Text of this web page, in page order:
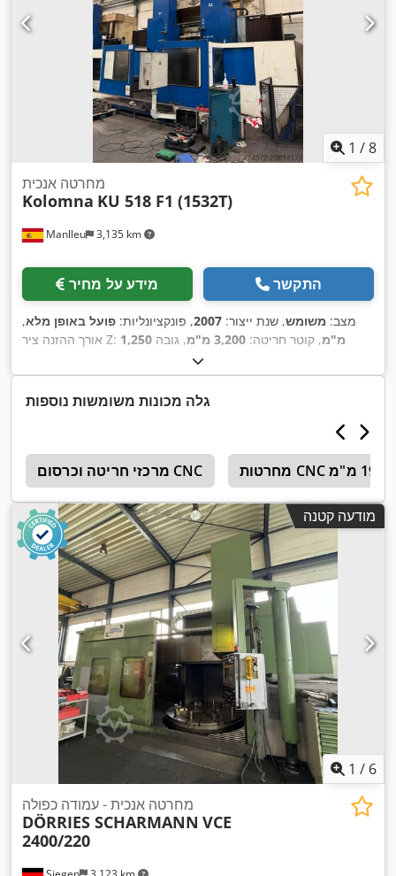
1 /8
Manlleu 3,135 km
מחרטה אנכית
Kolomna KU 518 F1 (1532T)
מידע על מחיר התקשר
מצב: משומש, שנת ייצור: 2007, פונקציונליות: פועל באופן מלא,
אורך ההזנה ציר Z:
1,250 מ"מ, קוטר חריטה: 3,200 מ"מ
, גובה
גלה מכונות משומשות נוספות
מרכזי חריטה וכרסום CNC
מודעה קטנה
1 / 6
מחרטה אנכית - עמודה כפולה
DÖRRIES SCHARMANN VCE
2400/220